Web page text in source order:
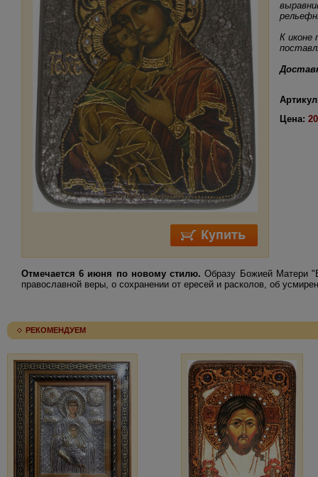
К иконе
Цена:
Отмечается 6 июня по новому стилю. Образу Божией Матери
православной веры, о сохранении от ересей и расколов, об
РЕКОМЕНДУЕМ